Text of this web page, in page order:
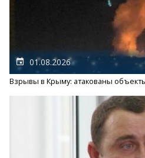
01.08.2026
Взрывы в Крыму: атакованы